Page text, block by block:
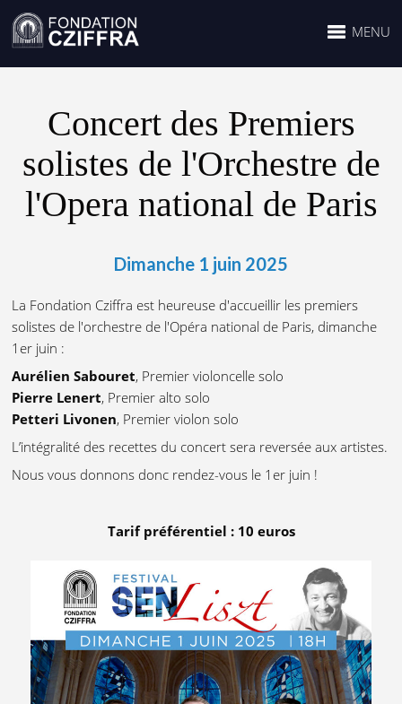
MENU
Concert des Premiers
solistes de l'Orchestre de
l'Opera national de Paris
Dimanche 1 juin 2025
La Fondation Cziffra est heureuse d'accueillir les premiers
solistes de l'orchestre de l'Opéra national de Paris, dimanche
1er juin :
Aurélien Sabouret, Premier violoncelle solo
Pierre Lenert, Premier alto solo
Petteri Livonen, Premier violon solo
L’intégralité des recettes du concert sera reversée aux artistes.
Nous vous donnons donc rendez-vous le 1er juin !
Tarif préférentiel : 10 euros